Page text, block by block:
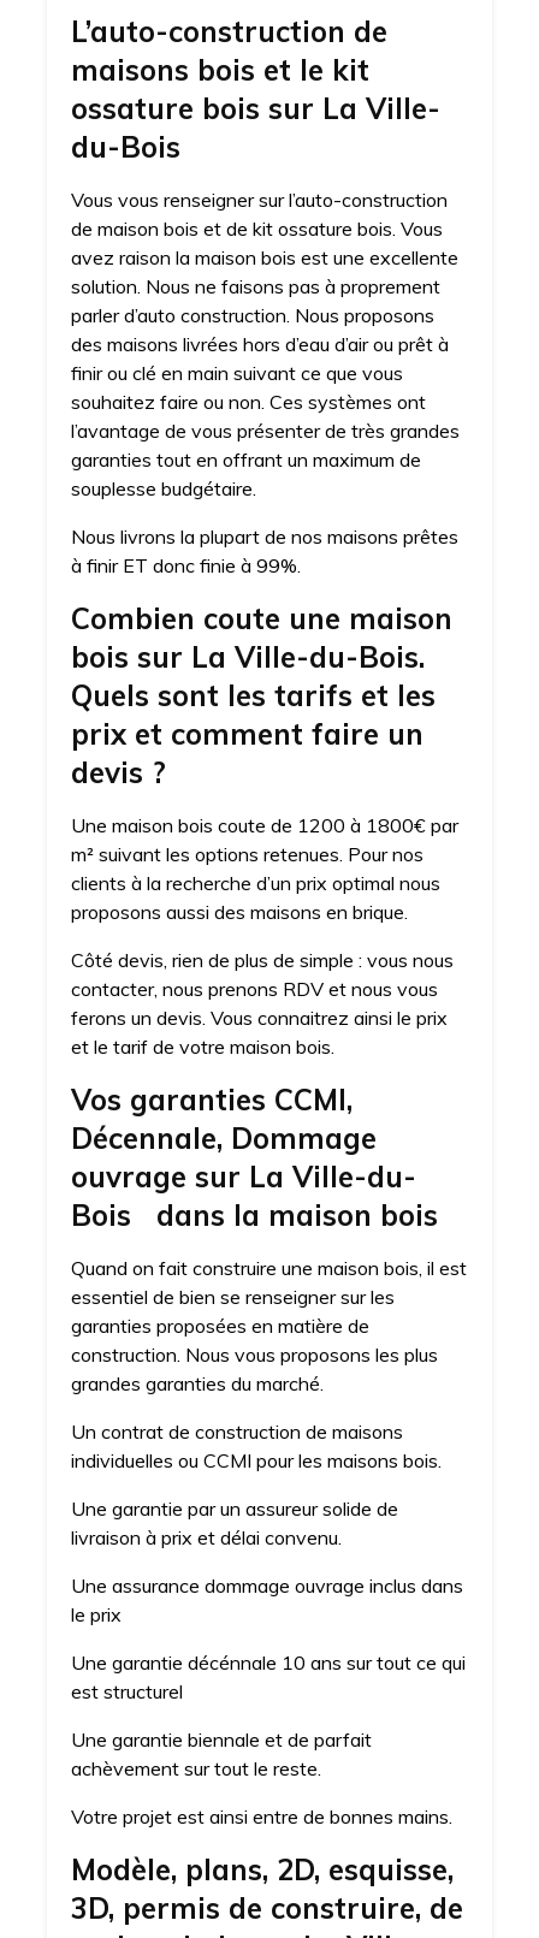
L’auto-construction de
maisons bois et le kit
ossature bois sur La Ville-
du-Bois
Vous vous renseigner sur l’auto-construction
de maison bois et de kit ossature bois. Vous
avez raison la maison bois est une excellente
solution. Nous ne faisons pas à proprement
parler d’auto construction. Nous proposons
des maisons livrées hors d’eau d’air ou prêt à
finir ou clé en main suivant ce que vous
souhaitez faire ou non. Ces systèmes ont
l’avantage de vous présenter de très grandes
garanties tout en offrant un maximum de
souplesse budgétaire.
Nous livrons la plupart de nos maisons prêtes
à finir ET donc finie à 99%.
Combien coute une maison
bois sur La Ville-du-Bois.
Quels sont les tarifs et les
prix et comment faire un
devis ?
Une maison bois coute de 1200 à 1800€ par
m² suivant les options retenues. Pour nos
clients à la recherche d’un prix optimal nous
proposons aussi des maisons en brique.
Côté devis, rien de plus de simple : vous nous
contacter, nous prenons RDV et nous vous
ferons un devis. Vous connaitrez ainsi le prix
et le tarif de votre maison bois.
Vos garanties CCMI,
Décennale, Dommage
ouvrage sur La Ville-du-
Bois dans la maison bois
Quand on fait construire une maison bois, il est
essentiel de bien se renseigner sur les
garanties proposées en matière de
construction. Nous vous proposons les plus
grandes garanties du marché.
Un contrat de construction de maisons
individuelles ou CCMI pour les maisons bois.
Une garantie par un assureur solide de
livraison à prix et délai convenu.
Une assurance dommage ouvrage inclus dans
le prix
Une garantie décénnale 10 ans sur tout ce qui
est structurel
Une garantie biennale et de parfait
achèvement sur tout le reste.
Votre projet est ainsi entre de bonnes mains.
Modèle, plans, 2D, esquisse,
3D, permis de construire, de